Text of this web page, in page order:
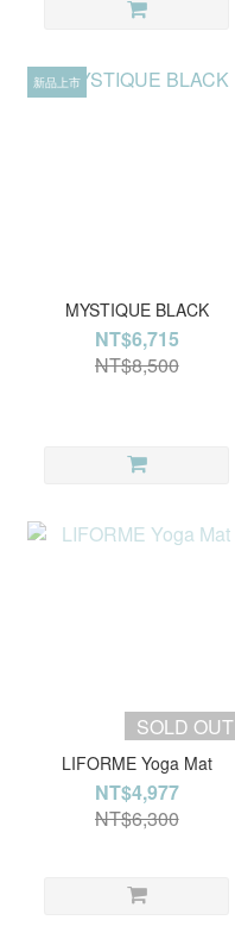
新品上市
MYSTIQUE BLACK
NT$6,715
NT$8,500
SOLD OUT
LIFORME Yoga Mat
NT$4,977
NT$6,300